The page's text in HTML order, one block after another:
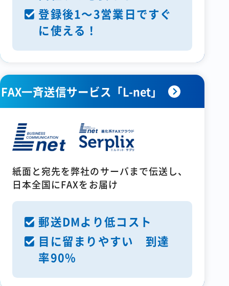
登録後1～3営業日ですぐ
に使える！
FAX一斉送信サービス「L-net」
紙面と宛先を弊社のサーバまで伝送し、
日本全国にFAXをお届け
郵送DMより低コスト
目に留まりやすい 到達
率90%